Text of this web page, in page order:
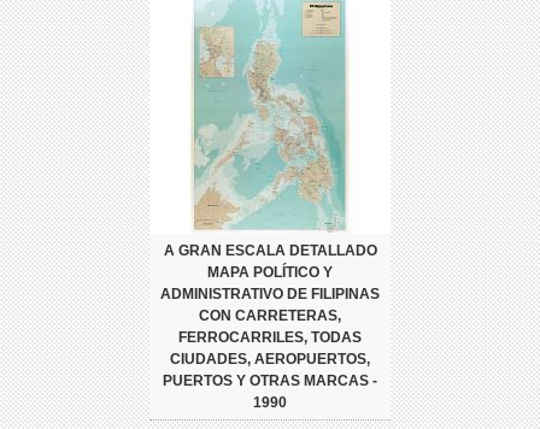
A GRAN ESCALA DETALLADO
MAPA POLÍTICO Y
ADMINISTRATIVO DE FILIPINAS
CON CARRETERAS,
FERROCARRILES, TODAS
CIUDADES, AEROPUERTOS,
PUERTOS Y OTRAS MARCAS -
1990